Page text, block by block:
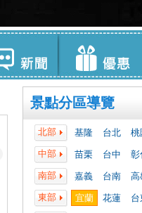
景點分區導覽
北部 基隆 台北 桃
中部
苗栗 台中 彰
南部
嘉義 台南 高
東部
宜蘭 花蓮
台